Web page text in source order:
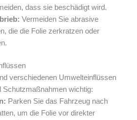
dass sie beschädigt wird.
Vermeiden Sie abrasive
die die Folie zerkratzen oder
verschiedenen Umwelteinflüssen
Schutzmaßnahmen wichtig:
Parken Sie das Fahrzeug nach
um die Folie vor direkter